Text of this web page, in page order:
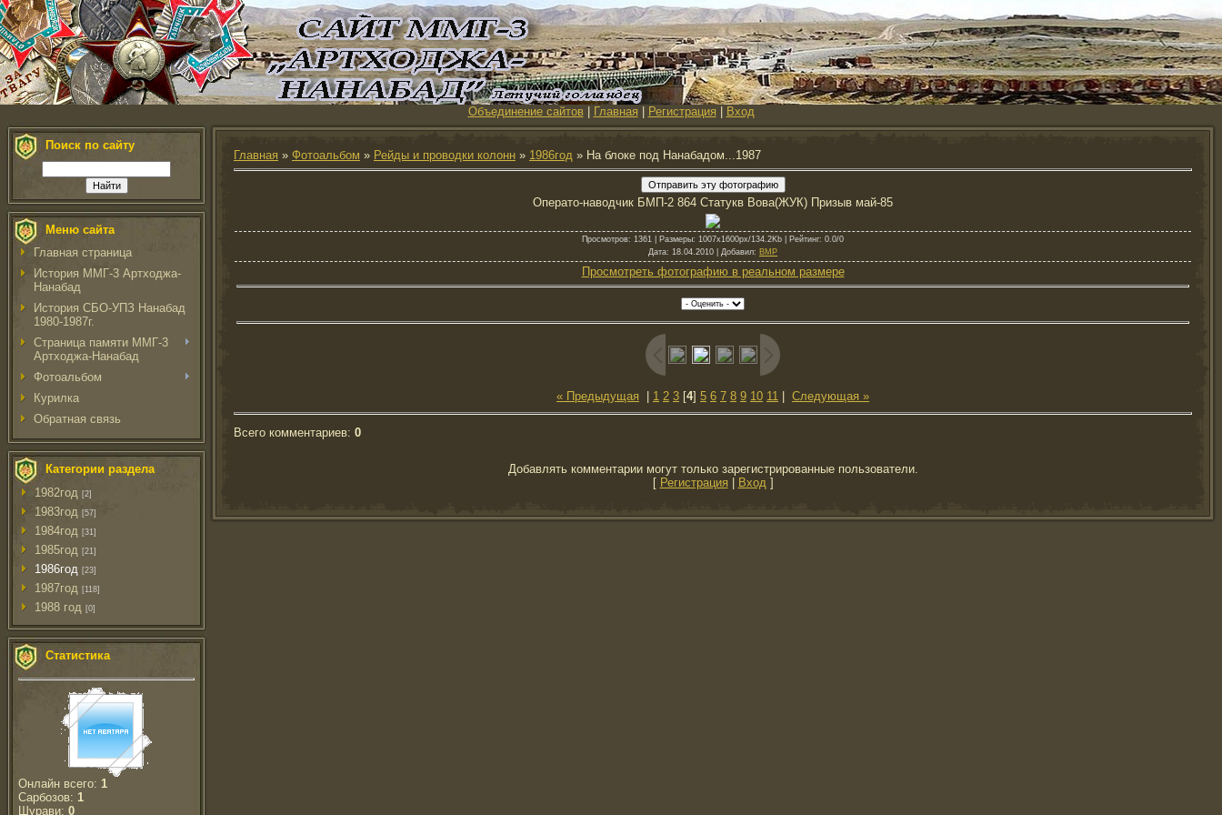
Объединение сайтов| Главная Регистрация Вход
Поиск по сайту
Меню сайта
Главная страница
История ММГ-3 Артходжа-
Нанабад
История СБО-УПЗ Нанабад
1980-1987г.
Страница памяти ММГ-3
Артходжа-Нанабад
Фотоальбом
Курилка
Обратная связь
Категории раздела
1982год [2]
1983год [57]
1984год [31]
1985год [21]
1986год [23]
1987год [118]
1988 год [0]
Статистика
Онлайн всего: 1
Сарбозов: 1
Шурави: 0
Главная » Фотоальбом » Рейды и проводки колонн » 1986год » На блоке под Нанабадом...1987
Операто-наводчик БМП-2 864 Статукв Вова(ЖУК) Призыв май-85
Просмотров: 1361 | Размеры: 1007x1600px/134.2Kb | Рейтинг: 0.0/0
Дата: 18.04.2010 | Добавил: BMP
Просмотреть фотографию в реальном размере
« Предыдущая 1 2 3 [4] 5 6 7 8 9 10 11 Следующая »
Всего комментариев: 0
Добавлять комментарии могут только зарегистрированные пользователи.
[ Регистрация | Вход ]